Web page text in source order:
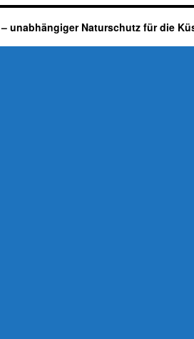
unabhängiger Naturschutz für die